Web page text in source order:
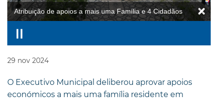
Atribuição de apoios a mais uma Família e 4 Cidadãos
29 nov 2024
O Executivo Municipal deliberou aprovar apoios
económicos a mais uma família residente em